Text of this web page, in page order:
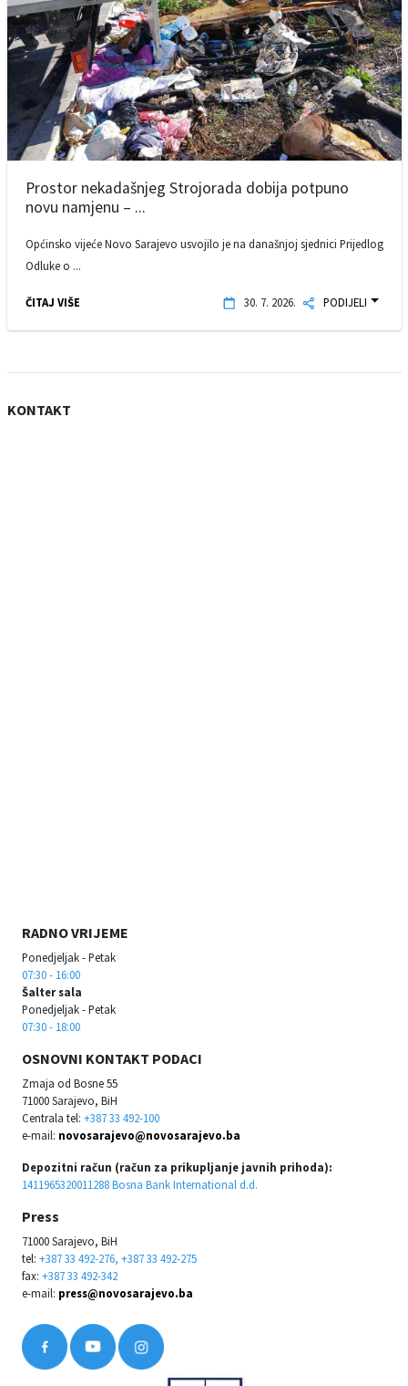
Prostor nekadašnjeg Strojorada dobija potpuno
novu namjenu – ...
Općinsko vijeće Novo Sarajevo usvojilo je na današnjoj sjednici Prijedlog
Odluke o ...
ČITAJ VIŠE 30. 7. 2026. PODIJELI
KONTAKT
RADNO VRIJEME
Ponedjeljak - Petak
07:30 - 16:00
Šalter sala
Ponedjeljak - Petak
07:30 - 18:00
OSNOVNI KONTAKT PODACI
Zmaja od Bosne 55
71000 Sarajevo, BiH
Centrala tel: +387 33 492-100
e-mail: novosarajevo@novosarajevo.ba
Depozitni račun (račun za prikupljanje javnih prihoda):
1411965320011288 Bosna Bank International d.d.
Press
71000 Sarajevo, BiH
tel: +387 33 492-276, +387 33 492-275
fax: +387 33 492-342
e-mail: press@novosarajevo.ba